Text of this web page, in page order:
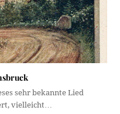
sehr bekannte Lied
vielleicht…